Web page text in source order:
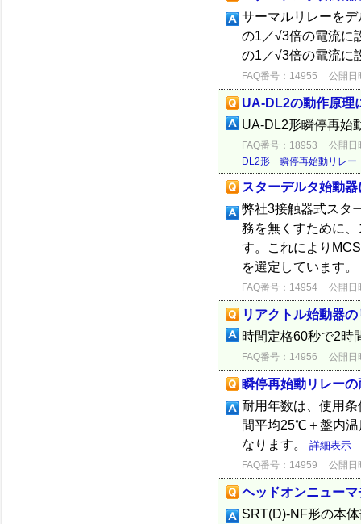
サーマルリレーを
の1／√3倍の電流に
の1／√3倍の電流に
FAQ番号：14955 公開日
UA-DL2の動作原理
UA-DL2形瞬停再始
FAQ番号：18953
公開日
DL2形 瞬停再始動リレー
スターデルタ始動
弊社3接触器式スタ
務を無くすために
す。これにより
を選定しています。
FAQ番号：14954 公開日
リアクトル始動器
時間定格60秒で2時
FAQ番号：14956 公開日
瞬停再始動リレー
耐用年数は、使用
間平均25℃＋盤内
なります。 詳細表示
FAQ番号：14959 公開日
ヘッドオンニュー
SRT(D)-NF形の本